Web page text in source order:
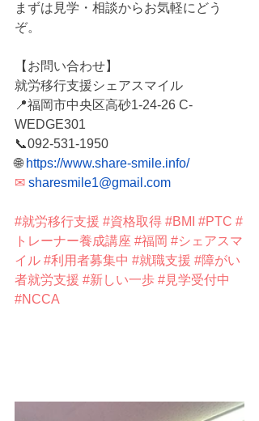
まずは見学・相談からお気軽にどう
ぞ。
【お問い合わせ】
就労移行支援シェアスマイル
📍福岡市中央区高砂1-24-26 C-
WEDGE301
📞092-531-1950
🌐 https://www.share-smile.info/
✉ sharesmile1@gmail.com
#就労移行支援 #資格取得 #BMI #PTC #
トレーナー養成講座 #福岡 #シェアスマ
イル #利用者募集中 #就職支援 #障がい
者就労支援 #新しい一歩 #見学受付中
#NCCA